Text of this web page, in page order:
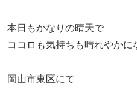
本日もかなりの晴天で
ココロも気持ちも晴れやかに
岡山市東区にて